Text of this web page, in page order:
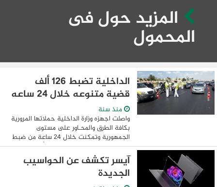
المزيد حول فى
المحمول
الداخلية تضبط 126 ألف
قضية متنوعه خلال 24 ساعه
منذ سنة
واصلت اجهزه وزارة الداخلية حملاتها المرورية
بكافة الطرق والمحـاور على مستوى
الجمهورية وتمكنت خلال 24 ساعة من ضبط
(126091) مخالفة مرورية متنوعة أبرزها الآتي
السير بدون تراخيص - تجاوز السرعة ...
آيسر تكشف عن الحواسيب
الجديدة